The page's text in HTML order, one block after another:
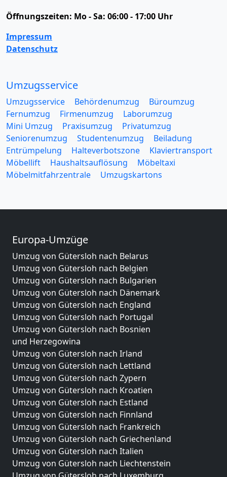
Öffnungszeiten: Mo - Sa: 06:00 - 17:00 Uhr
Impressum
Datenschutz
Umzugsservice
Umzugsservice Behördenumzug
Büroumzug
Fernumzug
Firmenumzug
Laborumzug
Mini Umzug
Praxisumzug
Privatumzug
Seniorenumzug
Studentenumzug
Beiladung
Entrümpelung
Halteverbotszone
Klaviertransport
Möbellift
Haushaltsauflösung
Möbeltaxi
Möbelmitfahrzentrale
Umzugskartons
Europa-Umzüge
Umzug von Gütersloh nach Belarus
Umzug von Gütersloh nach Belgien
Umzug von Gütersloh nach Bulgarien
Umzug von Gütersloh nach Dänemark
Umzug von Gütersloh nach England
Umzug von Gütersloh nach Portugal
Umzug von Gütersloh nach Bosnien
und Herzegowina
Umzug von Gütersloh nach Irland
Umzug von Gütersloh nach Lettland
Umzug von Gütersloh nach Zypern
Umzug von Gütersloh nach Kroatien
Umzug von Gütersloh nach Estland
Umzug von Gütersloh nach Finnland
Umzug von Gütersloh nach Frankreich
Umzug von Gütersloh nach Griechenland
Umzug von Gütersloh nach Italien
Umzug von Gütersloh nach Liechtenstein